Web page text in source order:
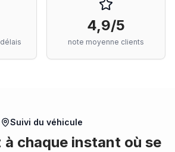
4,9/5
note moyenne clients
Suivi du véhicule
à chaque instant où se